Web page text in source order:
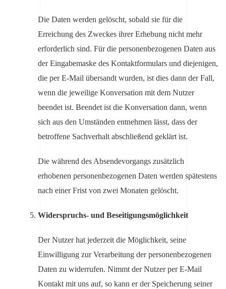
Die Daten werden gelöscht, sobald sie für die
Erreichung des Zweckes ihrer Erhebung nicht mehr
erforderlich sind. Für die personenbezogenen Daten aus
der Eingabemaske des Kontaktformulars und diejenigen,
die per E-Mail übersandt wurden, ist dies dann der Fall,
wenn die jeweilige Konversation mit dem Nutzer
beendet ist. Beendet ist die Konversation dann, wenn
sich aus den Umständen entnehmen lässt, dass der
betroffene Sachverhalt abschließend geklärt ist.
Die während des Absendevorgangs zusätzlich
erhobenen personenbezogenen Daten werden spätestens
nach einer Frist von zwei Monaten gelöscht.
Widerspruchs- und Beseitigungsmöglichkeit
Der Nutzer hat jederzeit die Möglichkeit, seine
Einwilligung zur Verarbeitung der personenbezogenen
Daten zu widerrufen. Nimmt der Nutzer per E-Mail
Kontakt mit uns auf, so kann er der Speicherung seiner